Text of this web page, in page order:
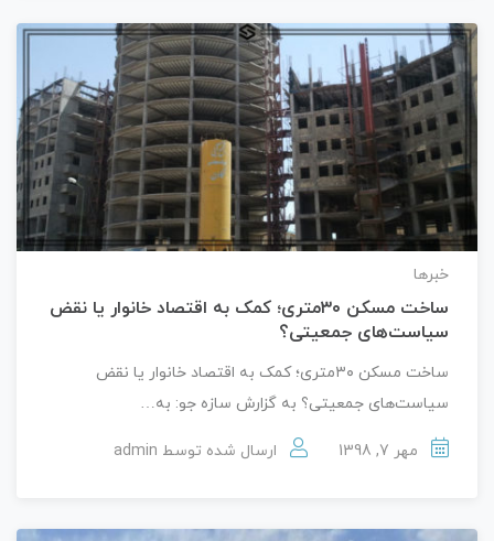
خبرها
ساخت مسکن ۳۰متری؛ کمک به اقتصاد خانوار یا نقض
سیاست‌های جمعیتی؟
ساخت مسکن ۳۰متری؛ کمک به اقتصاد خانوار یا نقض
سیاست‌های جمعیتی؟ به گزارش سازه جو: به…
مهر 7, 1398 ارسال شده توسط admin